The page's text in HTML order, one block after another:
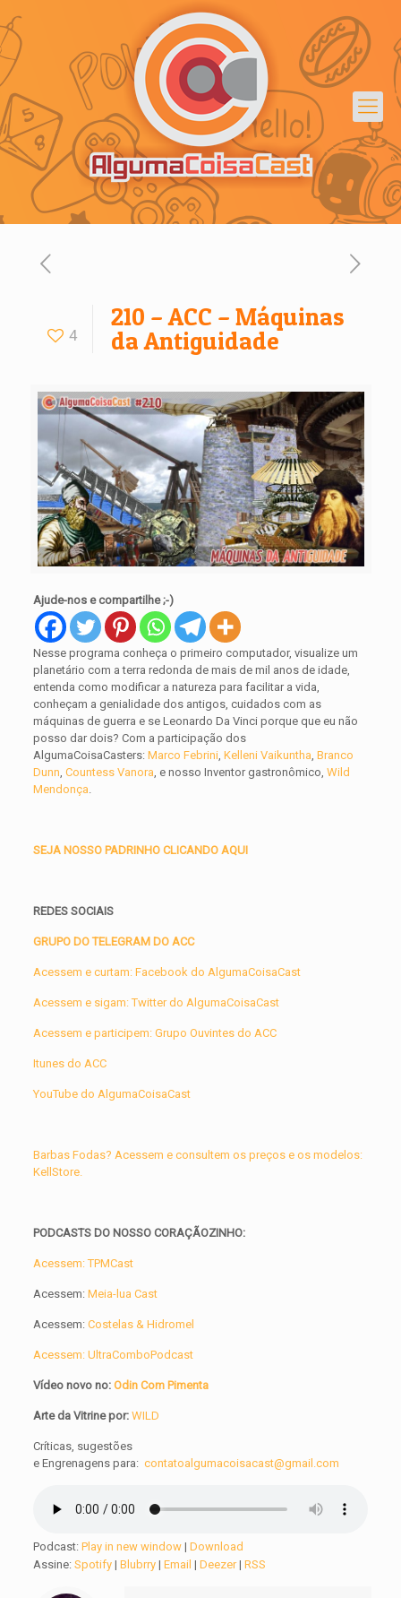
4
210 – ACC – Máquinas
da Antiguidade
Ajude-nos e compartilhe ;-)
Nesse programaconheça o primeiro computador, visualize um
planetário com a terra redonda de mais de mil anos de idade,
entenda como modificar a natureza para facilitar a vida,
conheçam a genialidade dos antigos, cuidados com as
máquinas de guerra e se Leonardo Da Vinci porque que eu não
posso dar dois? Com a participação dos
AlgumaCoisaCasters:Marco Febrini,Kelleni Vaikuntha,Branco
Dunn,Countess Vanora, e nossoInventor gastronômico,Wild
Mendonça.
SEJA NOSSO PADRINHO CLICANDO AQUI
REDES SOCIAIS
GRUPO DO TELEGRAM DO ACC
Acessem e curtam: Facebook do AlgumaCoisaCast
Acessem e sigam: Twitter do AlgumaCoisaCast
Acessem e participem: Grupo Ouvintes do ACC
Itunes do ACC
YouTube do AlgumaCoisaCast
Barbas Fodas? Acessem e consultem os preços e os modelos:
KellStore.
PODCASTS DO NOSSO CORAÇÃOZINHO:
Acessem: TPMCast
Acessem: Meia-lua Cast
Acessem:Costelas & Hidromel
Acessem: UltraComboPodcast
Vídeo novo no: Odin Com Pimenta
Arte da Vitrine por: WILD
Críticas, sugestões
eEngrenagens para: contatoalgumacoisacast@gmail.com
Podcast:Play in new window |Download
Assine:Spotify |Blubrry |Email |Deezer|RSS